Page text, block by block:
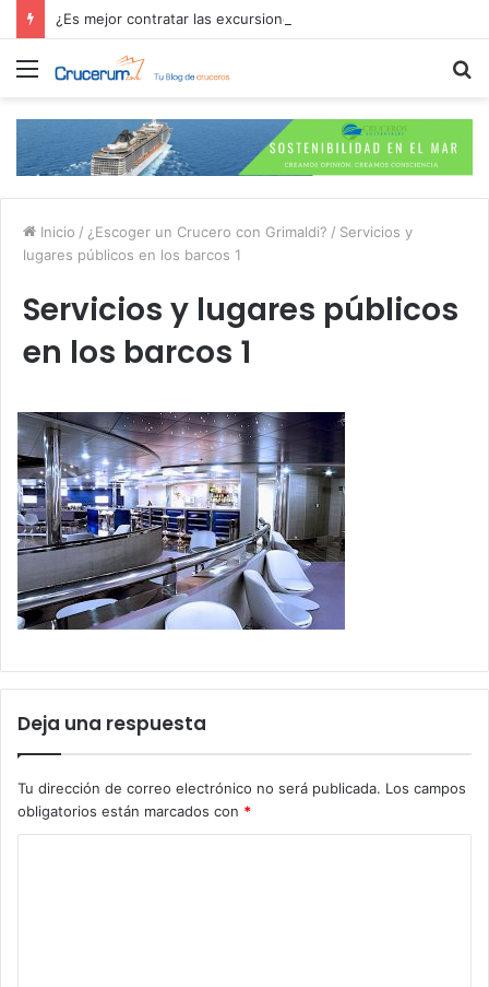
Menú
Inicio / ¿Escoger un Crucero con Grimaldi? / Servicios y
lugares públicos en los barcos 1
Servicios y lugares públicos
en los barcos 1
Deja una respuesta
Tu dirección de correo electrónico no será publicada. Los campos
obligatorios están marcados con *